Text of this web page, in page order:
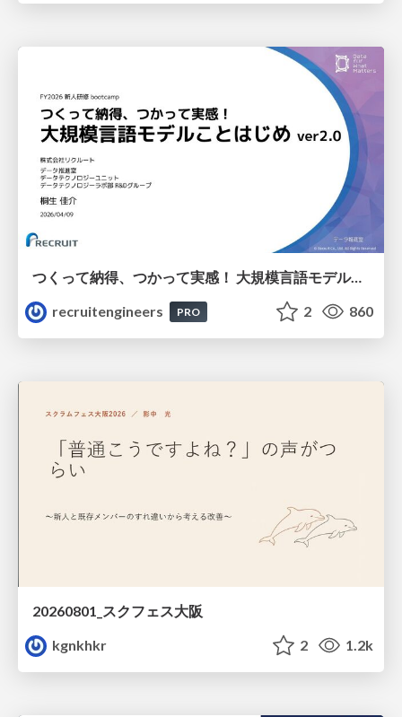
つくって納得、つかって実感！ 大規模言語モデルことはじめ ver2.0
recruitengineers
PRO 2 860
20260801_スクフェス大阪
kgnkhkr
2 1.2k